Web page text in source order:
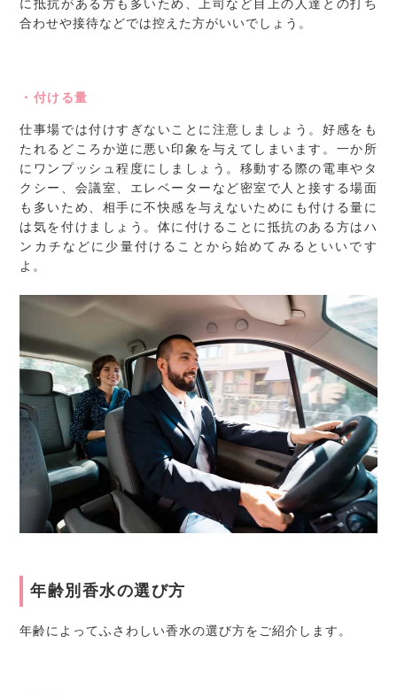
に抵抗がある方も多いため、上司など目上の人達との打ち
合わせや接待などでは控えた方がいいでしょう。
・付ける量
仕事場では付けすぎないことに注意しましょう。好感をも
たれるどころか逆に悪い印象を与えてしまいます。一か所
にワンプッシュ程度にしましょう。移動する際の電車やタ
クシー、会議室、エレベーターなど密室で人と接する場面
も多いため、相手に不快感を与えないためにも付ける量に
は気を付けましょう。体に付けることに抵抗のある方はハ
ンカチなどに少量付けることから始めてみるといいです
よ。
年齢別香水の選び方
年齢によってふさわしい香水の選び方をご紹介します。